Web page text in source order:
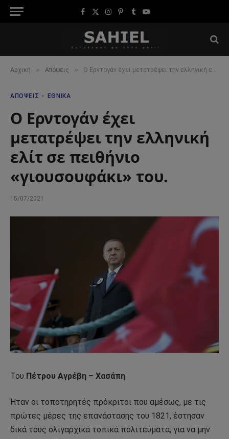
Facebook
X
Instagram
Pinterest
TumblrYouTube
Αρχική » Απόψεις » Ο Ερντογάν έχει μετατρέψει την ελληνική ελίτ σε πειθήνιο «γιουσουφάκι» του.
ΑΠΌΨΕΙΣ ΕΘΝΙΚΆ
Ο Ερντογάν έχει
μετατρέψει την ελληνική
ελίτ σε πειθήνιο
«γιουσουφάκι» του.
15/07/2021
Του Πέτρου Αγρέβη – Χασάπη
Ήταν οι τοποτηρητές πρόκριτοι που αμέσως, με τις
πρώτες μέρες της επανάστασης του 1821, έστησαν
δικά τους ολιγαρχικά τοπικά πολιτεύματα, για να μην